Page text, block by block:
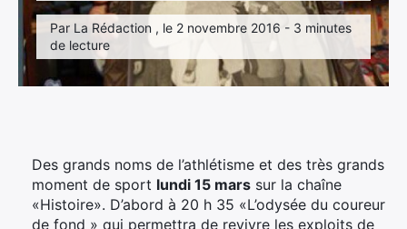
Par La Rédaction , le 2 novembre 2016 - 3 minutes
de lecture
Des grands noms de l’athlétisme et des très grands
moment de sport lundi 15 mars sur la chaîne
«Histoire». D’abord à 20 h 35 «L’odysée du coureur
de fond » qui permettra de revivre les exploits de